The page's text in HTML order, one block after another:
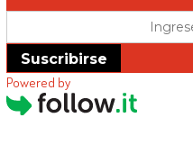
Suscribirse
Powered by